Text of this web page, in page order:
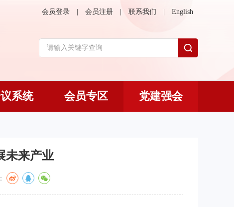
会员登录 会员注册 联系我们 English
系统 会员专区 党建强会
未来产业